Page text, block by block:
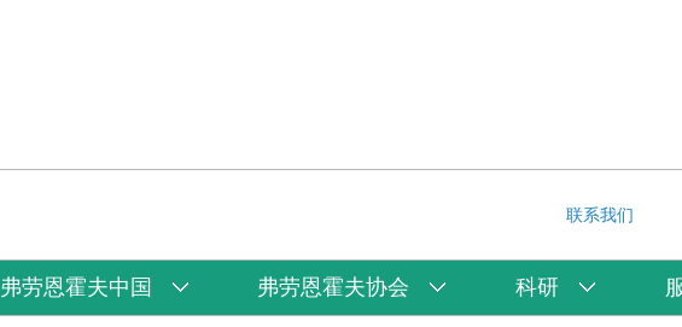
联系我们
弗劳恩霍夫中国 弗劳恩霍夫协会 科研